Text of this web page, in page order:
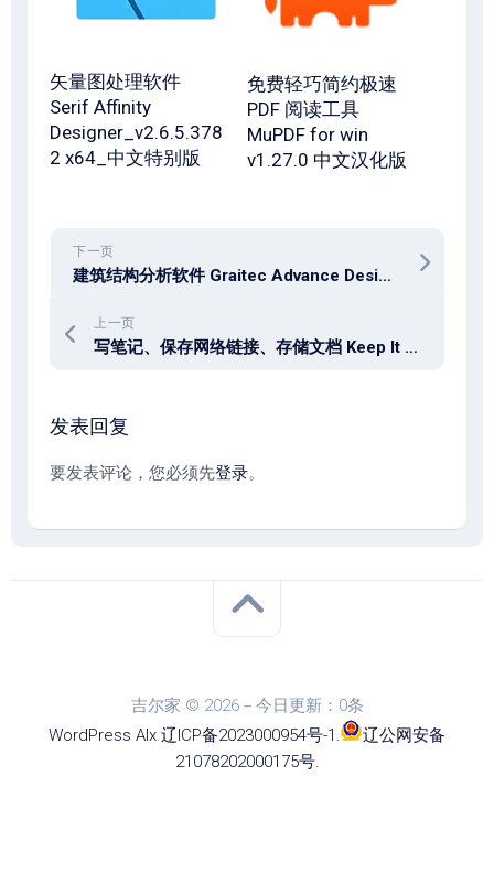
矢量图处理软件
Serif Affinity
Designer_v2.6.5.378
2 x64_中文特别版
免费轻巧简约极速
PDF 阅读工具
MuPDF for win
v1.27.0 中文汉化版
下一页
建筑结构分析软件 Graitec Advance Design 2027.0.22084 x64
上一页
写笔记、保存网络链接、存储文档 Keep It 2.8.7 mac
发表回复
要发表评论，您必须先登录。
吉尔家 © 2026－今日更新：0条
WordPress Alx.辽ICP备2023000954号-1 .
辽公网安备
21078202000175号.